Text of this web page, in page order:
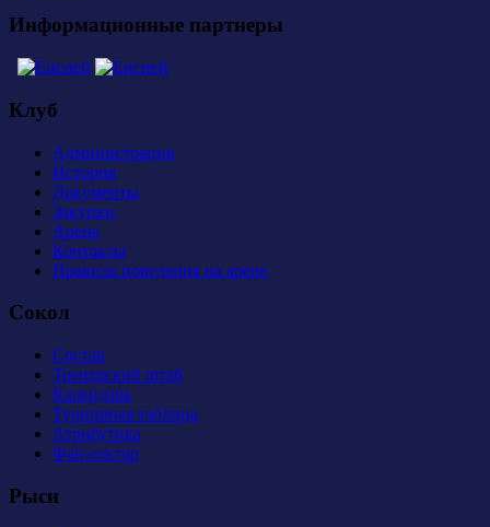
Информационные партнеры
Клуб
Администрация
История
Документы
Закупки
Арена
Контакты
Правила поведения на арене
Сокол
Состав
Тренерский штаб
Календарь
Турнирная таблица
Атрибутика
Фан-сектор
Рыси